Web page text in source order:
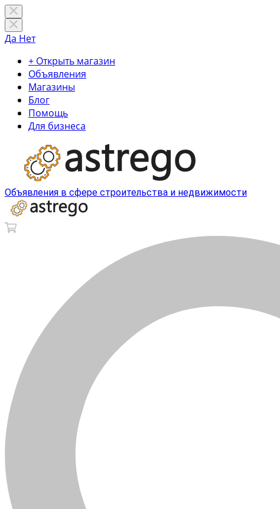
Да Нет
+ Открыть магазин
Объявления
Магазины
Блог
Помощь
Для бизнеса
Объявления в сфере строительства и недвижимости